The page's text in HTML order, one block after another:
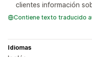
clientes información
Contiene texto traducido
Idiomas